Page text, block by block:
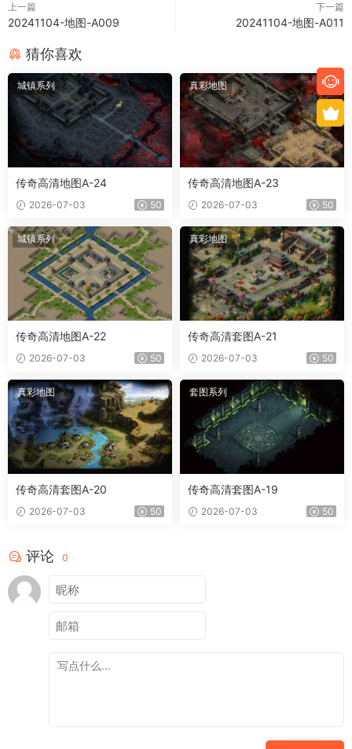
上一篇
20241104-地图-A009
下一篇
20241104-地图-A011
猜你喜欢
城镇系列
传奇高清地图A-24
2026-07-03 50
真彩地图
传奇高清地图A-23
2026-07-03 50
城镇系列
传奇高清地图A-22
2026-07-03 50
真彩地图
传奇高清套图A-21
2026-07-03 50
真彩地图
传奇高清套图A-20
2026-07-03 50
套图系列
传奇高清套图A-19
2026-07-03 50
评论 0